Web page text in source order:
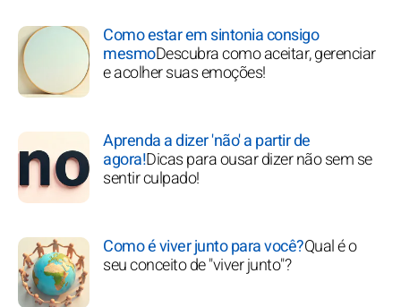
Como estar em sintonia consigo
mesmoDescubra como aceitar, gerenciar
e acolher suas emoções!
Aprenda a dizer 'não' a partir de
agora!Dicas para ousar dizer não sem se
sentir culpado!
Como é viver junto para você?Qual é o
seu conceito de "viver junto"?